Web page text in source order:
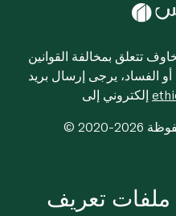
تتعلق بمخالفة القوانين
أو الفساد، يرجى إرسال بريد
ملفات تعريف